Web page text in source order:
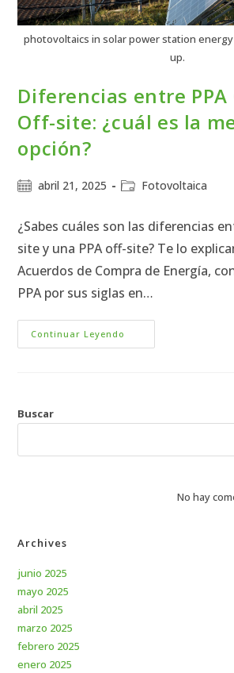
photovoltaics in solar power station
up.
Diferencias entre
Off-site: ¿cuál es la
opción?
abril 21, 2025 Fotovoltaica
¿Sabes cuáles son las diferencias
site y una PPA off-site? Te lo
Acuerdos de Compra de Energía,
PPA por sus siglas en…
Continuar Leyendo
Buscar
No hay
Archives
junio 2025
mayo 2025
abril 2025
marzo 2025
febrero 2025
enero 2025